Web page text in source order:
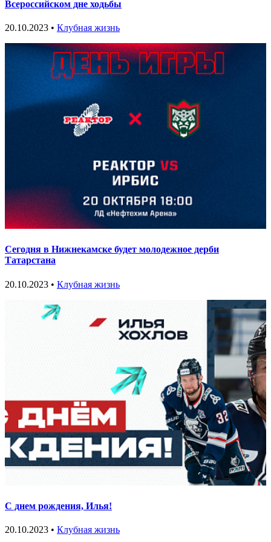
Всероссийском дне ходьбы
20.10.2023 • Клубная жизнь
Сегодня в Нижнекамске будет молодежное дерби
Татарстана
20.10.2023 • Клубная жизнь
С днем рождения, Илья!
20.10.2023 • Клубная жизнь